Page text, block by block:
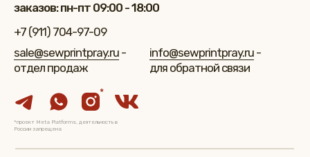
+7 (911) 704-97-09
sale@sewprintpray.ru -
отдел продаж
заказов: пн-пт 09:00 - 18:00
*проект Meta Platforms, деятельность в
России запрещена
*
info@sewprintpray.ru -
для обратной связи